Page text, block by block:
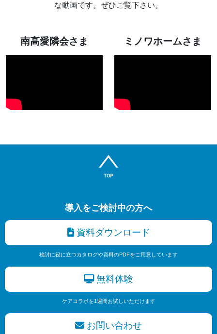
な動画です。ぜひご覧下さい。
南高愛隣会さま ミノワホームさま
導入をご検討中の方へ
資料ダウンロード
検討に役に立つカタログや資料のPDFをご用意しています
無料体験
ケアコラボを1週間お試しいただけます
お問い合わせ